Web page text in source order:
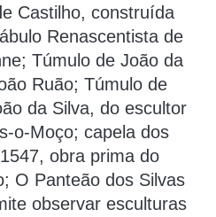
Castilho, construída
Renascentista de
Túmulo de João da
Ruão; Túmulo de
da Silva, do escultor
o-Moço; capela dos
obra prima do
O Panteão dos Silvas
observar esculturas